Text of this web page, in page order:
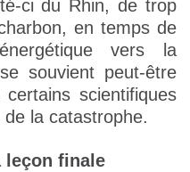
ci du Rhin, de trop
en temps de
vers la
souvient peut-être
scientifiques
la catastrophe.
leçon finale